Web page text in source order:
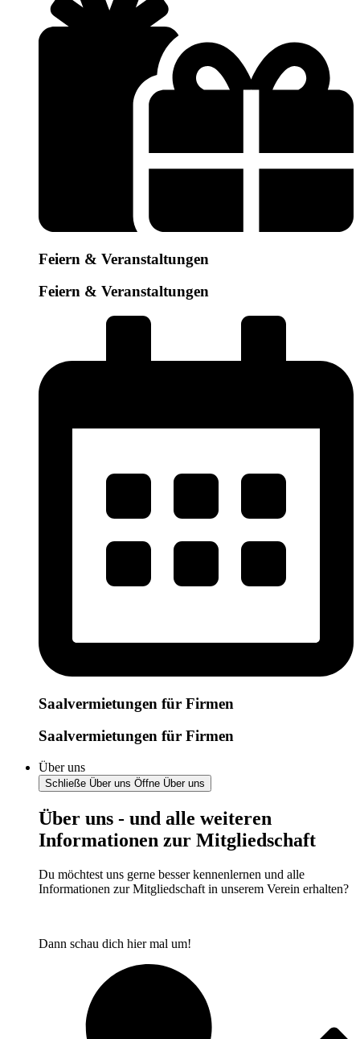
Feiern & Veranstaltungen
Feiern & Veranstaltungen
Saalvermietungen für Firmen
Saalvermietungen für Firmen
Über uns
Schließe Über uns Öffne Über uns
Über uns - und alle weiteren
Informationen zur Mitgliedschaft
Du möchtest uns gerne besser kennenlernen und alle
Informationen zur Mitgliedschaft in unserem Verein erhalten?
Dann schau dich hier mal um!